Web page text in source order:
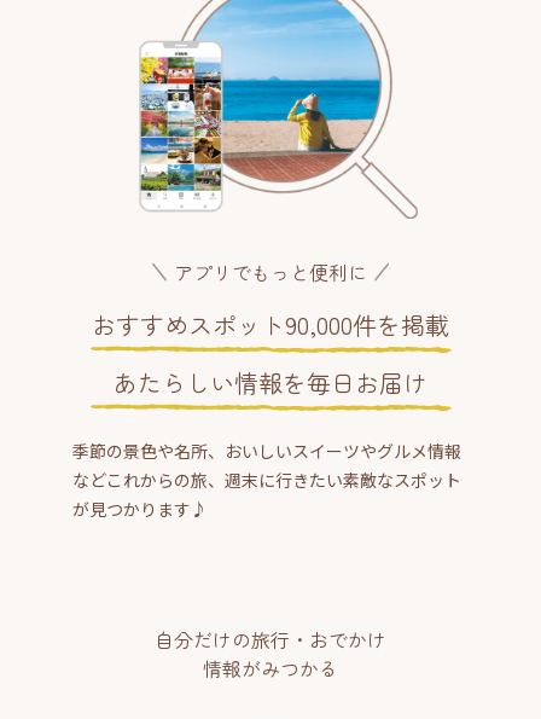
アプリでもっと便利に
おすすめスポット90,000件を掲載
あたらしい情報を毎日お届け
季節の景色や名所、おいしいスイーツやグルメ情報
などこれからの旅、週末に行きたい素敵なスポット
が見つかります♪
自分だけの旅行・おでかけ
情報がみつかる